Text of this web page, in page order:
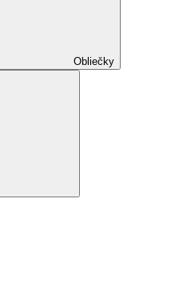
Obliečky